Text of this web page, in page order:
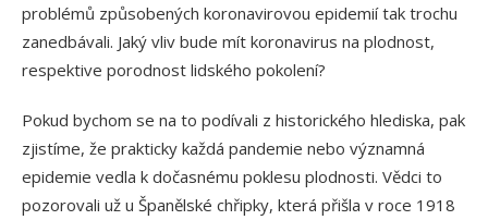
problémů způsobených koronavirovou epidemií tak trochu
zanedbávali. Jaký vliv bude mít koronavirus na plodnost,
respektive porodnost lidského pokolení?
Pokud bychom se na to podívali z historického hlediska, pak
zjistíme, že prakticky každá pandemie nebo významná
epidemie vedla k dočasnému poklesu plodnosti. Vědci to
pozorovali už u Španělské chřipky, která přišla v roce 1918